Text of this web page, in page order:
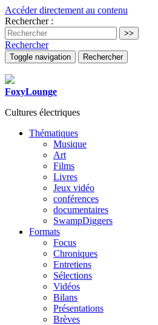
Accéder directement au contenu
Rechercher :
Rechercher
Toggle navigation Rechercher
FoxyLounge
Cultures électriques
Thématiques
Musique
Art
Films
Livres
Jeux vidéo
conférences
documentaires
SwampDiggers
Formats
Focus
Chroniques
Entretiens
Sélections
Vidéos
Bilans
Présentations
Brèves